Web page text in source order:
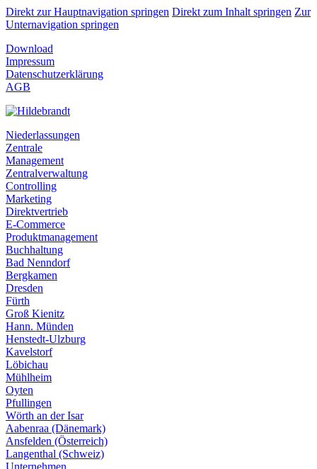
Direkt zur Hauptnavigation springen Direkt zum Inhalt springen Zur
Unternavigation springen
Download
Impressum
Datenschutzerklärung
AGB
Niederlassungen
Zentrale
Management
Zentralverwaltung
Controlling
Marketing
Direktvertrieb
E-Commerce
Produktmanagement
Buchhaltung
Bad Nenndorf
Bergkamen
Dresden
Fürth
Groß Kienitz
Hann. Münden
Henstedt-Ulzburg
Kavelstorf
Löbichau
Mühlheim
Oyten
Pfullingen
Wörth an der Isar
Aabenraa (Dänemark)
Ansfelden (Österreich)
Langenthal (Schweiz)
Unternehmen